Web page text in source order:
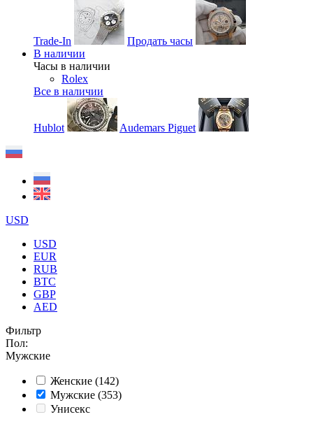
Trade-In
Продать часы
В наличии
Часы в наличии
Rolex
Все в наличии
Hublot Audemars Piguet
USD
USD
EUR
RUB
BTC
GBP
AED
Фильтр
Пол:
Мужские
Женские (142)
Мужские (353)
Унисекс